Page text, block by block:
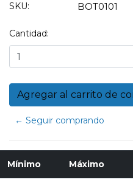
SKU: BOT0101
Cantidad:
← Seguir comprando
Mínimo Máximo